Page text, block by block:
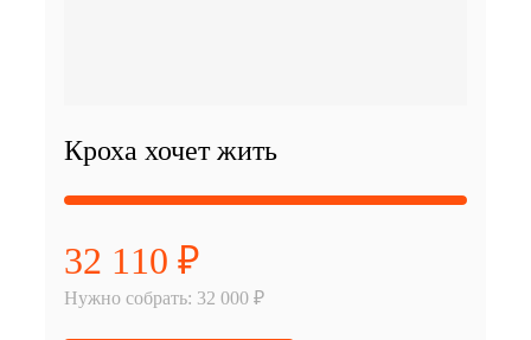
Кроха хочет жить
32 110 ₽
Нужно собрать: 32 000 ₽